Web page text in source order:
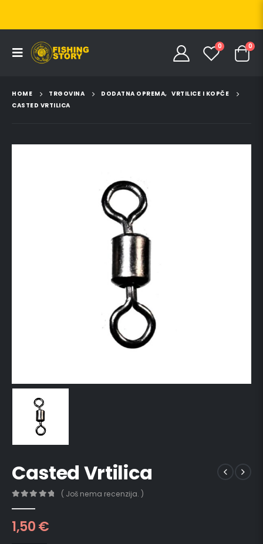
0 0
HOME TRGOVINA DODATNA OPREMA, VRTILICE I KOPČE
CASTED VRTILICA
Casted Vrtilica
( Još nema recenzija. )
1,50€